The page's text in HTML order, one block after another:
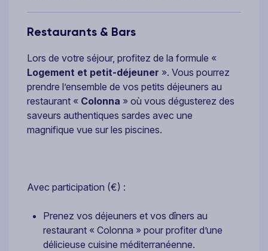
Restaurants & Bars
Lors de votre séjour, profitez de la formule «
Logement et petit-déjeuner ». Vous pourrez
prendre l’ensemble de vos petits déjeuners au
restaurant « Colonna » où vous dégusterez des
saveurs authentiques sardes avec une
magnifique vue sur les piscines.
Avec participation (€) :
Prenez vos déjeuners et vos dîners au
restaurant « Colonna » pour profiter d’une
délicieuse cuisine méditerranéenne.